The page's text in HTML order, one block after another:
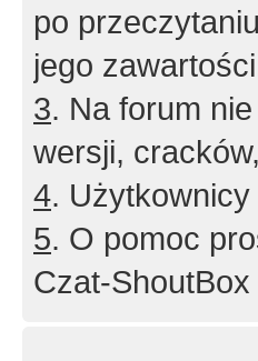
po
jego
3. Na forum
wersji,
4.
5. O pomoc
Czat-